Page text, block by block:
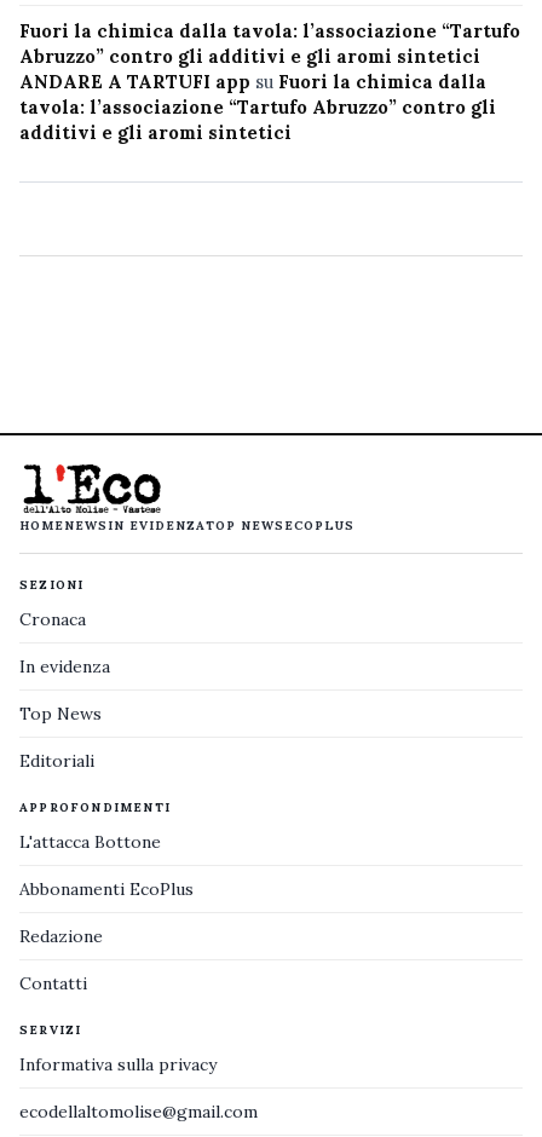
Fuori la chimica dalla tavola: l’associazione “Tartufo
Abruzzo” contro gli additivi e gli aromi sintetici
ANDARE A TARTUFI app su Fuori la chimica dalla
tavola: l’associazione “Tartufo Abruzzo” contro gli
additivi e gli aromi sintetici
HOMENEWS IN EVIDENZATOP NEWS ECOPLUS
SEZIONI
Cronaca
In evidenza
Top News
Editoriali
APPROFONDIMENTI
L'attacca Bottone
Abbonamenti EcoPlus
Redazione
Contatti
SERVIZI
Informativa sulla privacy
ecodellaltomolise@gmail.com